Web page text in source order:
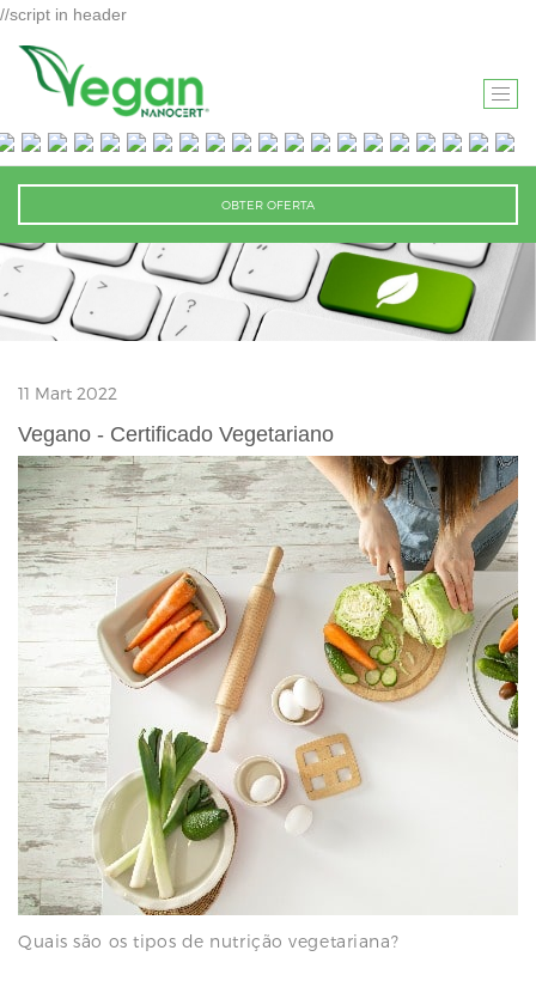
//script in header
T
O
G
G
L
N
A
V
T
I
O
N
OBTER OFERTA
11 Mart 2022
Vegano - Certificado Vegetariano
Quais são os tipos de nutrição vegetariana?